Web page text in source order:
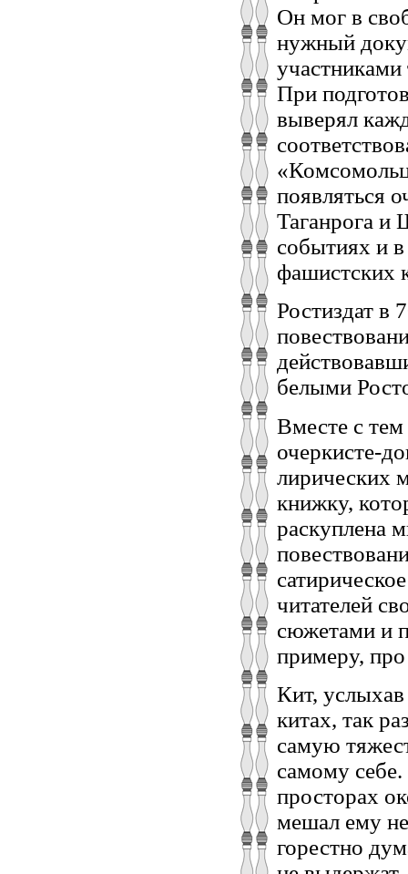
Он мог в
нужный
При
выверял
появляться
Таганрога и
событиях и
фашистских
Ростиздат в
белыми
Вместе с
очеркисте-
лирических
книжку,
раскуплена
читателей
сюжетами и
примеру, про
Кит,
китах, так
самую
самому себе.
просторах
мешал ему
горестно